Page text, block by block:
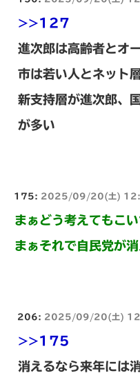
>>127
進次郎は高齢者とオ
市は若い人とネット
新支持層が進次郎、
が多い
175: 2025/09/20(土)
まぁどう考えてもこ
まぁそれで自民党が
206: 2025/09/20(土)
>>175
消えるなら来年には